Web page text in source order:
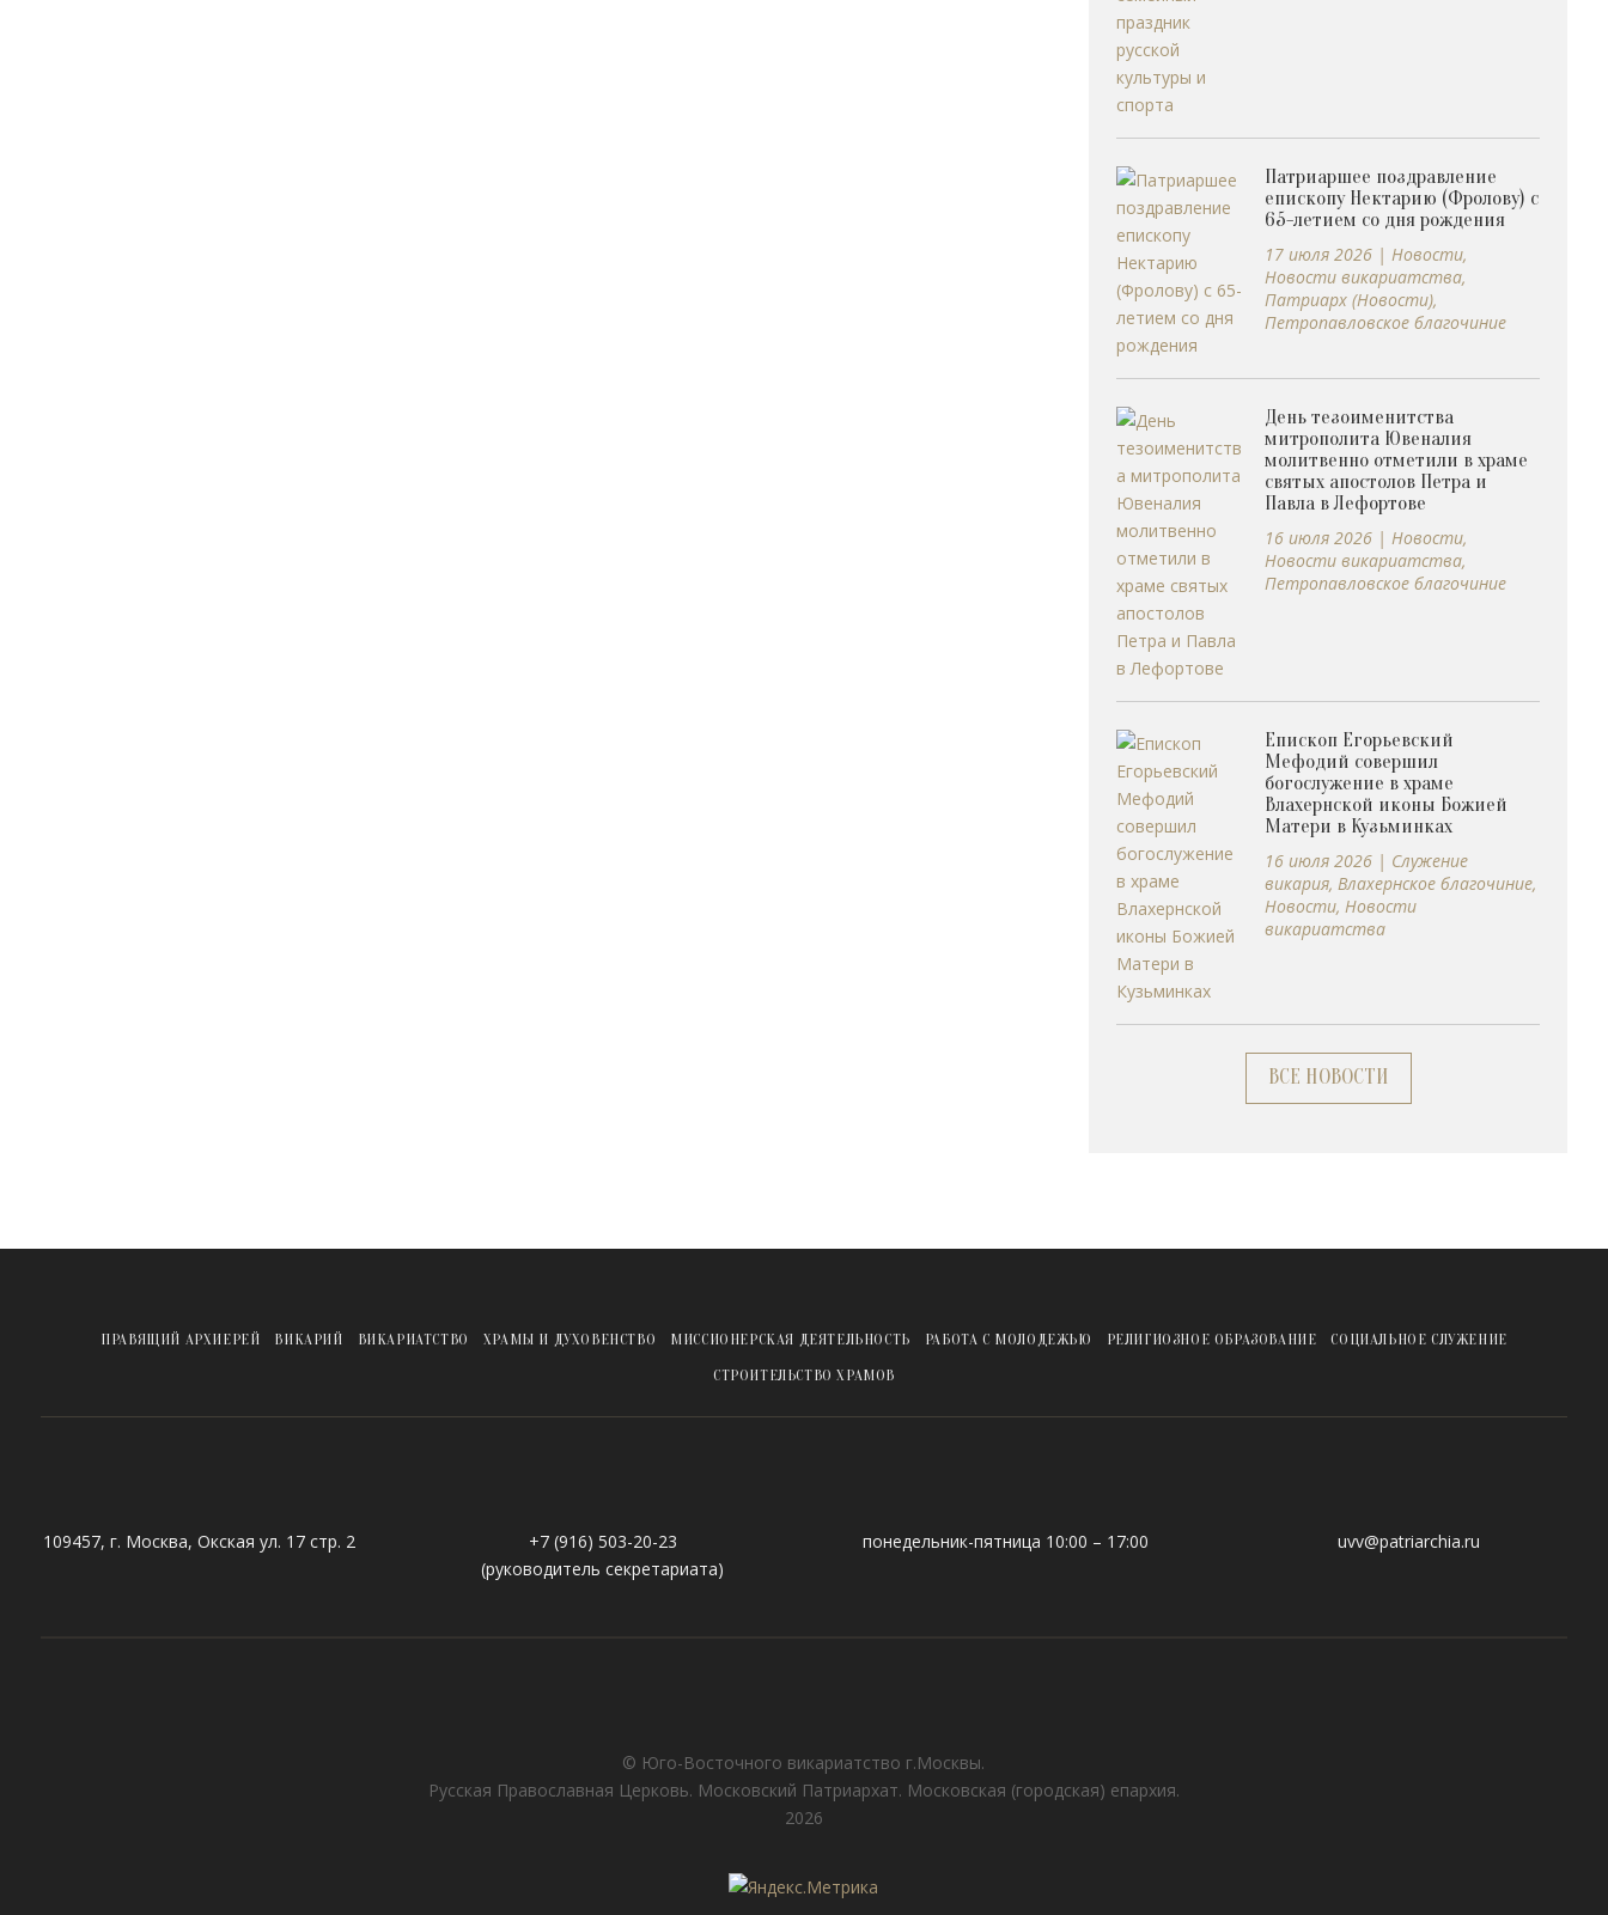
Патриаршее поздравление
епископу Нектарию (Фролову) с
65-летием со дня рождения
17 июля 2026 |Новости,
Новости викариатства,
Патриарх (Новости),
Петропавловское благочиние
День тезоименитства
митрополита Ювеналия
молитвенно отметили в храме
святых апостолов Петра и
Павла в Лефортове
16 июля 2026 |Новости,
Новости викариатства,
Петропавловское благочиние
Епископ Егорьевский
Мефодий совершил
богослужение в храме
Влахернской иконы Божией
Матери в Кузьминках
16 июля 2026 | Cлужение
викария,Влахернское благочиние,
Новости,Новости
викариатства
ВСЕ НОВОСТИ
ПРАВЯЩИЙ АРХИЕРЕЙ ВИКАРИЙ ВИКАРИАТСТВО ХРАМЫ И ДУХОВЕНСТВО МИССИОНЕРСКАЯ ДЕЯТЕЛЬНОСТЬ РАБОТА С МОЛОДЕЖЬЮ РЕЛИГИОЗНОЕ ОБРАЗОВАНИЕ
СОЦИАЛЬНОЕ СЛУЖЕНИЕ
СТРОИТЕЛЬСТВО ХРАМОВ
109457, г. Москва, Окская ул. 17 стр. 2
+7 (916) 503-20-23
(руководитель секретариата)
понедельник-пятница 10:00 – 17:00 uvv@patriarchia.ru
© Юго-Восточного викариатствo г.Москвы.
Русская Православная Церковь. Московский Патриархат. Московская (городская) епархия.
2026